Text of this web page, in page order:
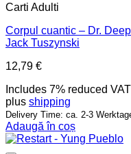
Carti Adulti
Corpul cuantic – Dr.
Jack Tuszynski
12,79 €
Includes 7% reduced VAT
plus shipping
Delivery Time: ca. 2-3
Adaugă în coș